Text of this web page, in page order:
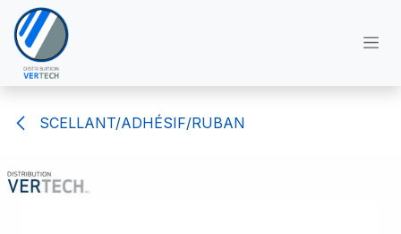
Se rendre au contenu
SCELLANT/ADHÉSIF/RUBAN